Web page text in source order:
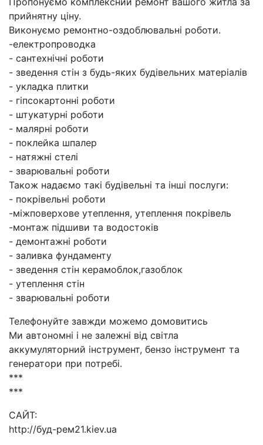
прийнятну ціну.
Виконуємо ремонтно-оздоблювальні роботи.
-електропроводка
- сантехнічні роботи
- зведення стін з будь-яких будівельних матеріалів
- укладка плитки
- гіпсокартонні роботи
- штукатурні роботи
- малярні роботи
- поклейка шпалер
- натяжні стелі
- зварювальні роботи
Також надаємо такі будівельні та інші послуги:
- покрівельні роботи
-міжповерхове утеплення, утеплення покрівель
-монтаж підшиви та водостоків
- демонтажні роботи
- заливка фундаменту
- зведення стін керамоблок,газоблок
- утеплення стін
- зварювальні роботи
Телефонуйте завжди можемо домовитись
Ми автономні і не залежні від світла
аккумуляторний інструмент, бензо інструмент та
генератори при потребі.
***
***
САЙТ:
http://буд-рем21.kiev.ua